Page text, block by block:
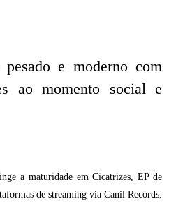
e moderno com
ao momento social e
a maturidade em Cicatrizes, EP de
de streaming via Canil Records.